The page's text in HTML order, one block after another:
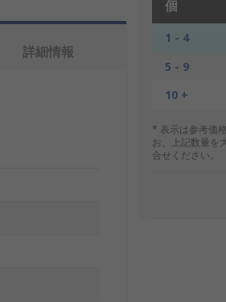
個
1 - 4
5 - 9
10 +
* 表示は参考価
お、上記数量を
合せください。
詳細情報